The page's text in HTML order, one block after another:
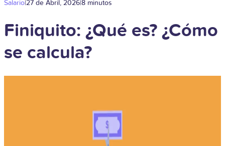
Salario|27 de Abril, 2026|8 minutos
Finiquito: ¿Qué es? ¿Cómo
se calcula?